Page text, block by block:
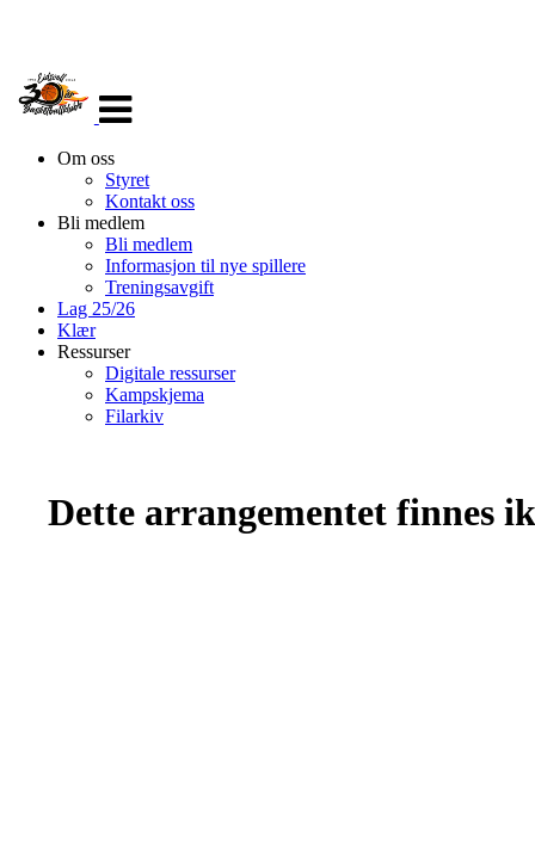
navigasjon
Om oss
Styret
Kontakt oss
Bli medlem
Bli medlem
Informasjon til nye spillere
Treningsavgift
Lag 25/26
Klær
Ressurser
Digitale ressurser
Kampskjema
Filarkiv
Dette arrangementet finnes